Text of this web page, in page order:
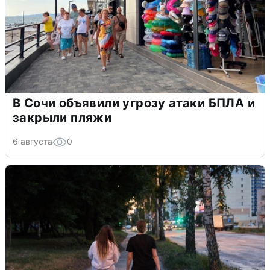
В Сочи объявили угрозу атаки БПЛА и
закрыли пляжи
6 августа 0